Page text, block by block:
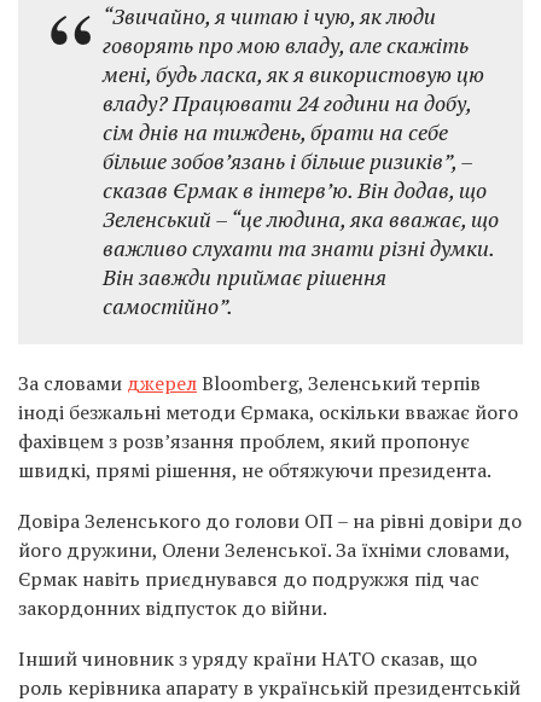
“Звичайно, я читаю і чую, як люди
говорять про мою владу, але скажіть
мені, будь ласка, як я використовую цю
владу? Працювати 24 години на добу,
сім днів на тиждень, брати на себе
більше зобов’язань і більше ризиків”, –
сказав Єрмак в інтерв’ю. Він додав, що
Зеленський – “це людина, яка вважає, що
важливо слухати та знати різні думки.
Він завжди приймає рішення
самостійно”.
За словами джерелBloomberg, Зеленський терпів
іноді безжальні методи Єрмака, оскільки вважає його
фахівцем з розв’язання проблем, який пропонує
швидкі, прямі рішення, не обтяжуючи президента.
Довіра Зеленського до голови ОП – на рівні довіри до
його дружини, Олени Зеленської. За їхніми словами,
Єрмак навіть приєднувався до подружжя під час
закордонних відпусток до війни.
Інший чиновник з уряду країни НАТО сказав, що
роль керівника апарату в українській президентській